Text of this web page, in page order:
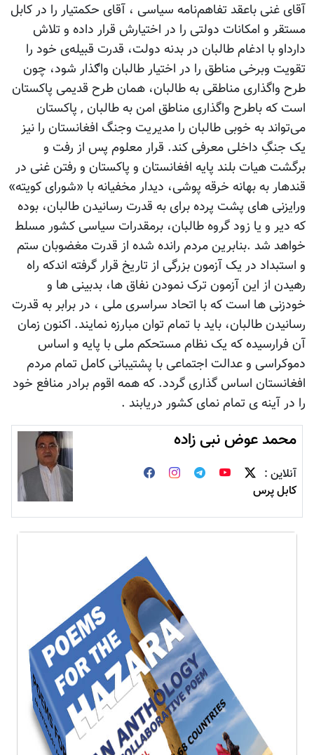
آقای غنی باعقد تفاهم‌‌نامه سیاسی ، آقای حکمتیار را در کابل
مستقر و امکانات دولتی را در اختیارش قرار داده و تلاش
دارداو با ادغام طالبان در بدنه دولت، قدرت قبیله‌‌ی خود را
تقویت وبرخی مناطق را در اختیار طالبان واګذار شود، چون
طرح واگذاری مناطقی به طالبان، همان طرح قدیمی پاکستان
است که باطرح واگذاری مناطق امن به طالبان , پاکستان
می‌تواند به خوبی طالبان را مدیریت وجنگ افغانستان را نیز
یک جنگِ داخلی معرفی ‌کند. قرار معلوم پس از رفت و
برگشت هیات بلند پایه افغانستان و پاکستان و رفتن غنی در
قندهار به بهانه خرقه پوشی، دیدار مخفیانه با «شورای کویته»
ورایزنی های پشت پرده برای به قدرت رسانیدن طالبان، بوده
که دیر و یا زود گروه طالبان، برمقدرات سیاسی کشور مسلط
خواهد شد .بنابرین مردم رانده شده از قدرت مغضوبان ستم
و استبداد در یک آزمون بزرگی از تاریخ قرار گرفته اندکه راه
رهیدن از این آزمون ترک نمودن نفاق ها، بدبینی ها و
خودزنی ها است که با اتحاد سراسری ملی ، در برابر به قدرت
رسانیدن طالبان، باید با تمام توان مبارزه نمایند. اکنون زمان
آن فرارسیده که یک نظام مستحکم ملی با پایه و اساس
دموکراسی و عدالت اجتماعی با پشتیبانی کامل تمام مردم
افغانستان اساس گذاری گردد. که همه اقوم برادر منافع خود
را در آینه ی تمام نمای کشور دریابند .
محمد عوض نبی زاده
آنلاین :
کابل پرس